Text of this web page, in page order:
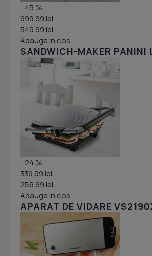
- 45 %
999.99 lei
549.99 lei
Adauga in cos
SANDWICH-MAKER PANINI
- 24 %
339.99 lei
259.99 lei
Adauga in cos
APARAT DE VIDARE